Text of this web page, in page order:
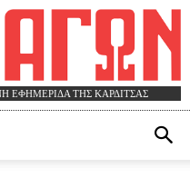
ΕΦΗΜΕΡΙΔΑ ΤΗΣ ΚΑΡΔΙΤΣΑΣ